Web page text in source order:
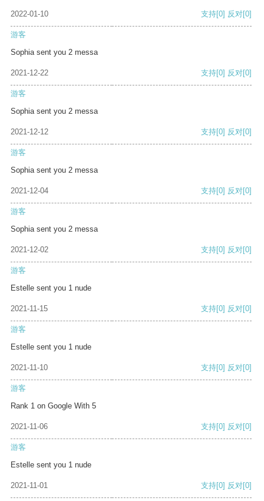
2022-01-10 支持[0] 反对[0]
游客
Sophia sent you 2 messa
2021-12-22 支持[0] 反对[0]
游客
Sophia sent you 2 messa
2021-12-12 支持[0] 反对[0]
游客
Sophia sent you 2 messa
2021-12-04 支持[0] 反对[0]
游客
Sophia sent you 2 messa
2021-12-02 支持[0] 反对[0]
游客
Estelle sent you 1 nude
2021-11-15 支持[0] 反对[0]
游客
Estelle sent you 1 nude
2021-11-10 支持[0] 反对[0]
游客
Rank 1 on Google With 5
2021-11-06 支持[0] 反对[0]
游客
Estelle sent you 1 nude
2021-11-01 支持[0] 反对[0]